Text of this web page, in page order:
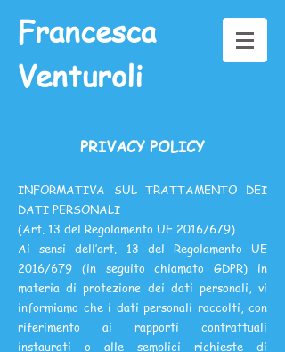
Francesca
Venturoli
PRIVACY POLICY
INFORMATIVA SUL TRATTAMENTO DEI
DATI PERSONALI
(Art. 13 del Regolamento UE 2016/679)
Ai sensi dell’art. 13 del Regolamento UE
2016/679 (in seguito chiamato GDPR) in
materia di protezione dei dati personali, vi
informiamo che i dati personali raccolti, con
riferimento ai rapporti contrattuali
instaurati o alle semplici richieste di